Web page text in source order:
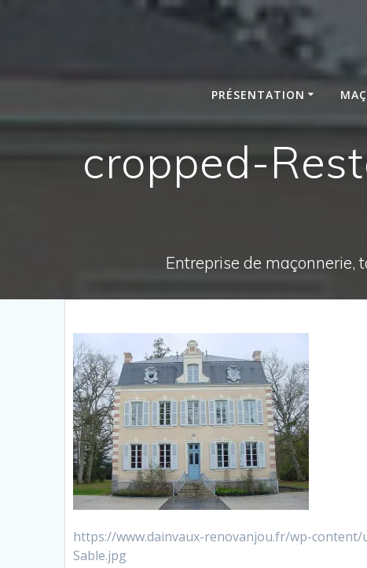
PRÉSENTATION
cropped-
Entreprise de
https://www.dainvaux-renovanjou.fr/wp-
Sable.jpg